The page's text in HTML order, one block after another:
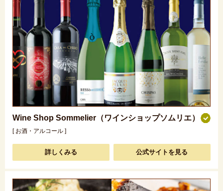
Wine Shop Sommelier（ワインショップソムリエ）
[ お酒・アルコール ]
詳しくみる 公式サイトを見る